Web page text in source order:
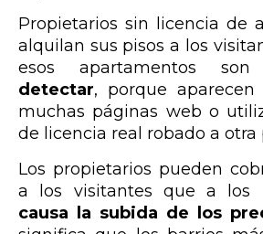
Propietarios sin licencia de
alquilan sus pisos a los
esos apartamentos
detectar, porque aparecen
muchas páginas web o
de licencia real robado a otra
Los propietarios pueden
a los visitantes que a los
causa la subida de los